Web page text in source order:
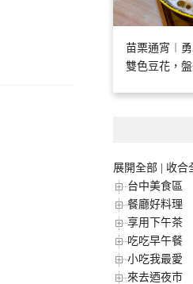
苗栗通宵︱
雙色豆花，
展開全部
收合
台中美食區
餐廳好料理
享用下午茶
吃吃早午餐
小吃我最愛
來去迺夜市